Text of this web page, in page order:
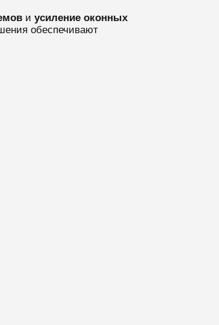
и усиление оконных
обеспечивают